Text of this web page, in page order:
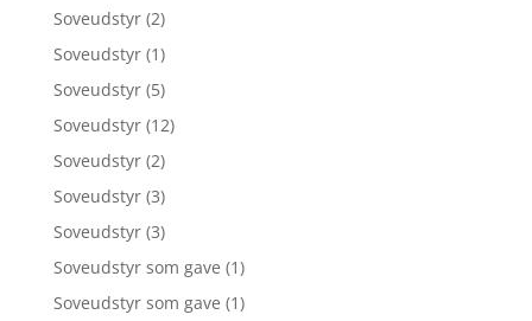
Soveudstyr (2)
Soveudstyr (1)
Soveudstyr (5)
Soveudstyr (12)
Soveudstyr (2)
Soveudstyr (3)
Soveudstyr (3)
Soveudstyr som gave (1)
Soveudstyr som gave (1)